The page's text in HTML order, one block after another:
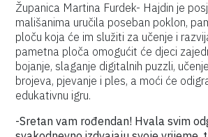
Županica Martina Furdek- Hajdin je
mališanima uručila poseban poklon,
ploču koja će im služiti za učenje i
pametna ploča omogućit će djeci
bojanje, slaganje digitalnih puzzli,
brojeva, pjevanje i ples, a moći će
edukativnu igru.
-Sretan vam rođendan! Hvala svim